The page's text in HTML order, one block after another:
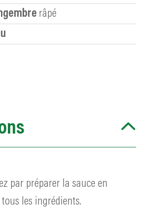
râpé
par préparer la sauce en
les ingrédients.